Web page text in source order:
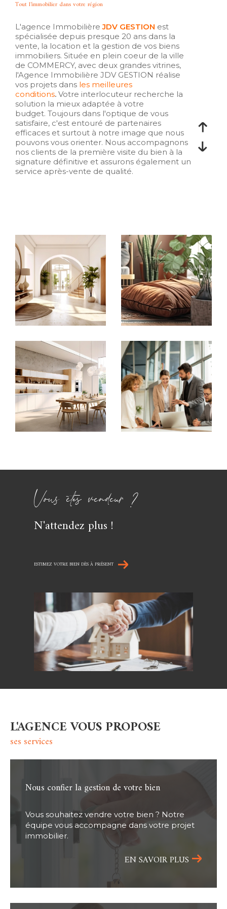
tout l'immobilier dans votre région
L'agence ImmobilièreJDV GESTION est
spécialisée depuis presque 20 ans dans la
vente, la location et la gestion de vos biens
immobiliers. Située en plein coeur de la ville
de COMMERCY, avec deux grandes vitrines,
l'Agence Immobilière JDV GESTION réalise
vos projets dans les meilleures
conditions. Votre interlocuteur recherche la
solution la mieux adaptée à votre
budget. Toujours dans l'optique de vous
satisfaire, c'est entouré de partenaires
efficaces et surtout à notre image que nous
pouvons vous orienter. Nous accompagnons
nos clients de la première visite du bien à la
signature définitive et assurons également un
service après-vente de qualité.
Vous êtes vendeur ?
N'attendez plus !
ESTIMEZ VOTRE BIEN DÈS À PRÉSENT
L'AGENCE VOUS PROPOSE
ses services
nous confier la gestion de votre bien
Vous souhaitez vendre votre bien ? Notre
équipe vous accompagne dans votre projet
immobilier.
EN SAVOIR PLUS